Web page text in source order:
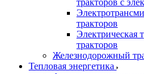
тракторов с
тракторов
Электрическая
тракторов
Железнодорожный
Тепловая энергетика